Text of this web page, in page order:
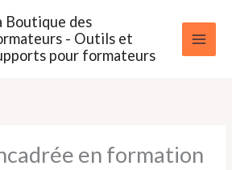
Boutique des
- Outils et
pour formateurs
en formation